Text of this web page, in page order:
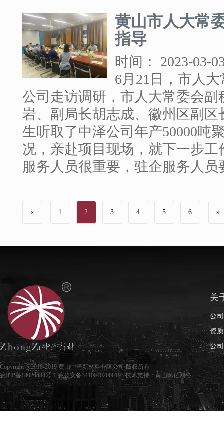
黄山市人大常
指导
时间：
2023-03-
6月21日，市人
公司走访调研，市人大常委会
岩、副局长胡志成、徽州区副
生听取了中泽公司年产50000吨
况，亲赴项目现场，就下一步
服务人员很重要，驻企服务人
« 1 2 3 4 5 6 »